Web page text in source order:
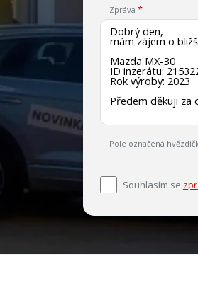
Zpráva
Pole označená
Souhlasím se